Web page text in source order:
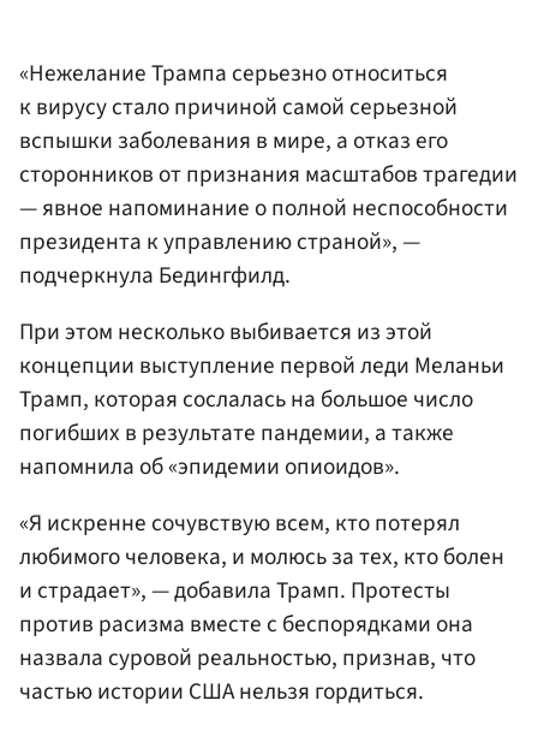
«Нежелание Трампа серьезно относиться
к вирусу стало причиной самой серьезной
вспышки заболевания в мире, а отказ его
сторонников от признания масштабов трагедии
— явное напоминание о полной неспособности
президента к управлению страной», —
подчеркнула Бедингфилд.
При этом несколько выбивается из этой
концепции выступление первой леди Меланьи
Трамп, которая сослалась на большое число
погибших в результате пандемии, а также
напомнила об «эпидемии опиоидов».
«Я искренне сочувствую всем, кто потерял
любимого человека, и молюсь за тех, кто болен
и страдает», — добавила Трамп. Протесты
против расизма вместе с беспорядками она
назвала суровой реальностью, признав, что
частью истории США нельзя гордиться.